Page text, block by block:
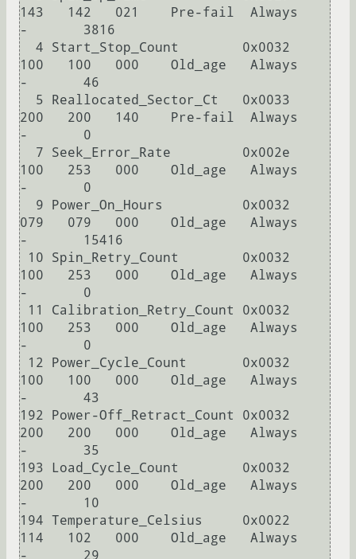
143   142   021    Pre-fail  Always
-       3816
100   100   000    Old_age   Always
-       46
200   200   140    Pre-fail  Always
-       0
100   253   000    Old_age   Always
-       0
079   079   000    Old_age   Always
-       15416
100   253   000    Old_age   Always
-       0
100   253   000    Old_age   Always
-       0
100   100   000    Old_age   Always
-       43
192 Power-Off_Retract_Count 0x0032
200   200   000    Old_age   Always
-       35
193 Load_Cycle_Count        0x0032
200   200   000    Old_age   Always
-       10
194 Temperature_Celsius     0x0022
114   102   000    Old_age   Always
-       29